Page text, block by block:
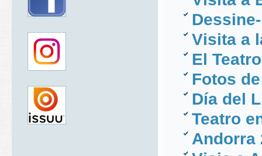
Visita a
El
Fotos
Día del
Teatro
Andorra